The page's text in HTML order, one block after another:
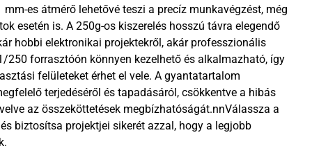
es átmérő lehetővé teszi a precíz munkavégzést, még
esetén is. A 250g-os kiszerelés hosszú távra elegendő
hobbi elektronikai projektekről, akár professzionális
250 forrasztóón könnyen kezelhető és alkalmazható, így
felületeket érhet el vele. A gyantatartalom
terjedéséről és tapadásáról, csökkentve a hibás
az összeköttetések megbízhatóságát.nnVálassza a
biztosítsa projektjei sikerét azzal, hogy a legjobb